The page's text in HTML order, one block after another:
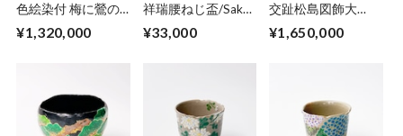
色絵染付 梅に鶯の
plate, colored Ume
¥1,320,000
祥瑞腰ねじ盃/Sake
'Shonzui' design
¥33,000
交趾松島図飾大
plate,colored
¥1,650,000